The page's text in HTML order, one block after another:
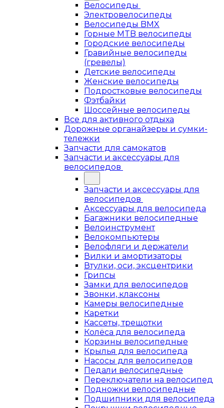
Велосипеды
Электровелосипеды
Велосипеды BMX
Горные MTB велосипеды
Городские велосипеды
Гравийные велосипеды
(гревелы)
Детские велосипеды
Женские велосипеды
Подростковые велосипеды
Фэтбайки
Шоссейные велосипеды
Все для активного отдыха
Дорожные органайзеры и сумки-
тележки
Запчасти для самокатов
Запчасти и аксессуары для
велосипедов
Запчасти и аксессуары для
велосипедов
Аксессуары для велосипеда
Багажники велосипедные
Велоинструмент
Велокомпьютеры
Велофляги и держатели
Вилки и амортизаторы
Втулки, оси, эксцентрики
Грипсы
Замки для велосипедов
Звонки, клаксоны
Камеры велосипедные
Каретки
Кассеты, трещотки
Колёса для велосипеда
Корзины велосипедные
Крылья для велосипеда
Насосы для велосипедов
Педали велосипедные
Переключатели на велосипед
Подножки велосипедные
Подшипники для велосипеда